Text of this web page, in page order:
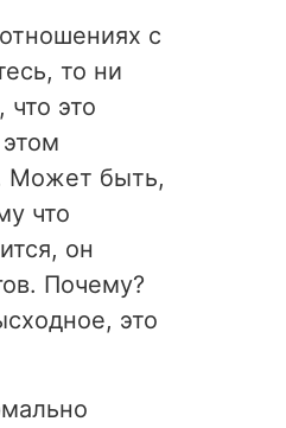
с
то ни
что это
Может быть,
что
он
Почему?
это